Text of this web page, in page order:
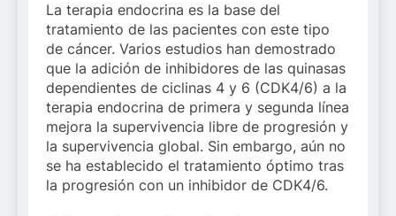
La terapia endocrina es la base del
tratamiento de las pacientes con este tipo
de cáncer. Varios estudios han demostrado
que la adición de inhibidores de las quinasas
dependientes de ciclinas 4 y 6 (CDK4/6) a la
terapia endocrina de primera y segunda línea
mejora la supervivencia libre de progresión y
la supervivencia global. Sin embargo, aún no
se ha establecido el tratamiento óptimo tras
la progresión con un inhibidor de CDK4/6.